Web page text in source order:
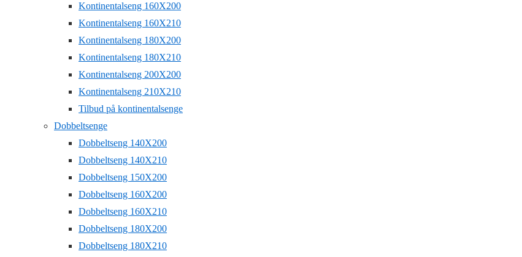
Kontinentalseng 160X200
Kontinentalseng 160X210
Kontinentalseng 180X200
Kontinentalseng 180X210
Kontinentalseng 200X200
Kontinentalseng 210X210
Tilbud på kontinentalsenge
Dobbeltsenge
Dobbeltseng 140X200
Dobbeltseng 140X210
Dobbeltseng 150X200
Dobbeltseng 160X200
Dobbeltseng 160X210
Dobbeltseng 180X200
Dobbeltseng 180X210